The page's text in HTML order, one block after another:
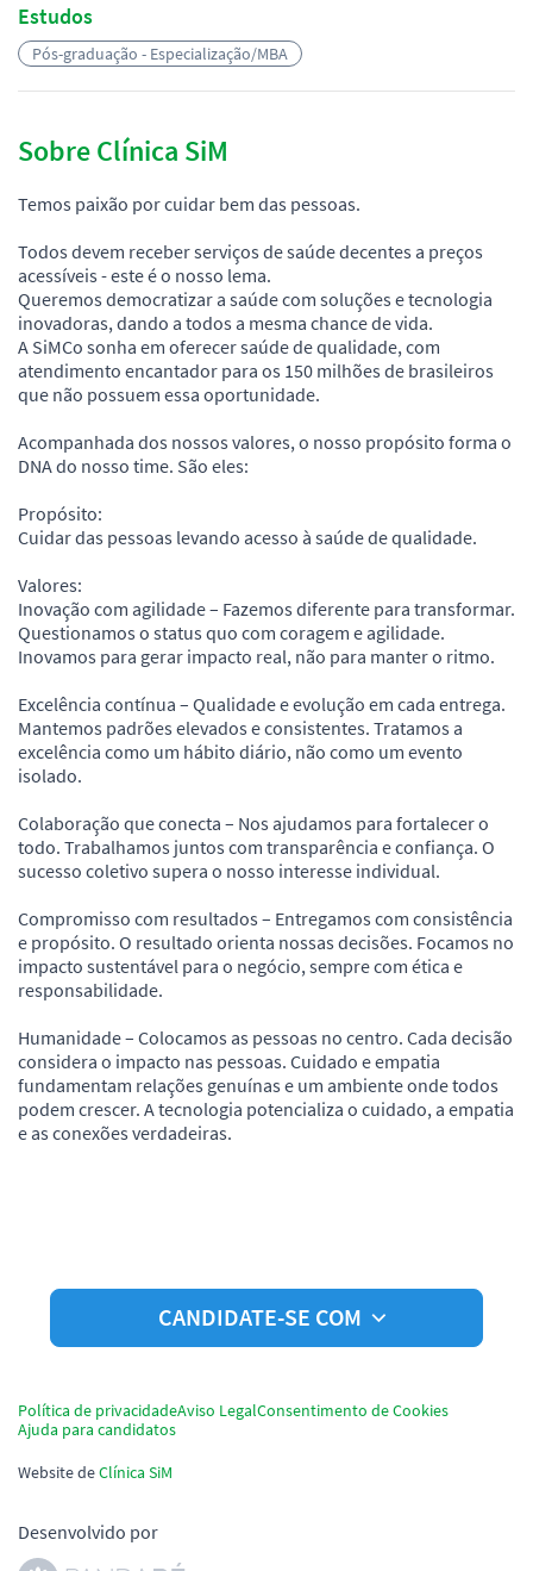
Estudos
Pós-graduação - Especialização/MBA
Sobre Clínica SiM
Temos paixão por cuidar bem das pessoas.
Todos devem receber serviços de saúde decentes a preços
acessíveis - este é o nosso lema.
Queremos democratizar a saúde com soluções e tecnologia
inovadoras, dando a todos a mesma chance de vida.
A SiMCo sonha em oferecer saúde de qualidade, com
atendimento encantador para os 150 milhões de brasileiros
que não possuem essa oportunidade.
Acompanhada dos nossos valores, o nosso propósito forma o
DNA do nosso time. São eles:
Propósito:
Cuidar das pessoas levando acesso à saúde de qualidade.
Valores:
Inovação com agilidade – Fazemos diferente para transformar.
Questionamos o status quo com coragem e agilidade.
Inovamos para gerar impacto real, não para manter o ritmo.
Excelência contínua – Qualidade e evolução em cada entrega.
Mantemos padrões elevados e consistentes. Tratamos a
excelência como um hábito diário, não como um evento
isolado.
Colaboração que conecta – Nos ajudamos para fortalecer o
todo. Trabalhamos juntos com transparência e confiança. O
sucesso coletivo supera o nosso interesse individual.
Compromisso com resultados – Entregamos com consistência
e propósito. O resultado orienta nossas decisões. Focamos no
impacto sustentável para o negócio, sempre com ética e
responsabilidade.
Humanidade – Colocamos as pessoas no centro. Cada decisão
considera o impacto nas pessoas. Cuidado e empatia
fundamentam relações genuínas e um ambiente onde todos
podem crescer. A tecnologia potencializa o cuidado, a empatia
e as conexões verdadeiras.
CANDIDATE-SE COM
Política de privacidadeAviso LegalConsentimento de Cookies
Ajuda para candidatos
Website deClínica SiM
Desenvolvido por